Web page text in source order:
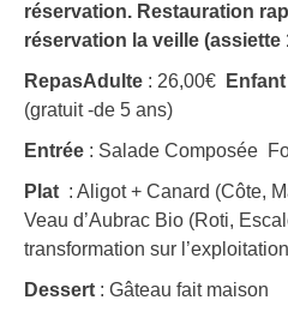
réservation. Restauration
réservation la veille (assiette
RepasAdulte : 26,00€ Enfant
(gratuit -de 5 ans)
Entrée : Salade Composée
Plat : Aligot + Canard (Côte,
Veau d’Aubrac Bio (Roti,
transformation sur l’exploitation
Dessert : Gâteau fait maison